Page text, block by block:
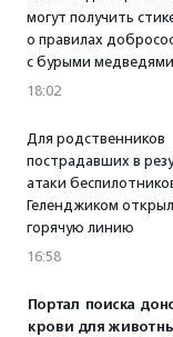
могут получить
о правилах
с бурыми медведями
18:02
Для родственников
пострадавших в
атаки
Геленджиком
горячую линию
16:58
Портал поиска
крови для